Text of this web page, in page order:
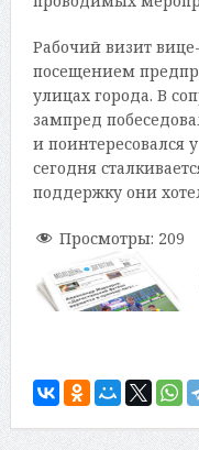
Рабочий визит
посещением
улицах города. В
зампред
и поинтересовался
сегодня
поддержку они
Просмотры: 209